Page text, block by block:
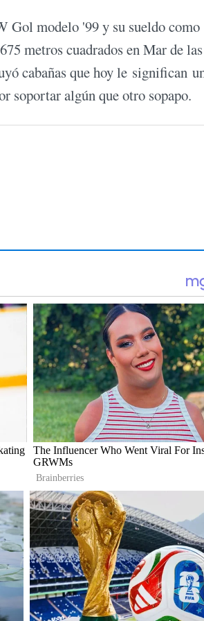
Gol modelo '99 y su sueldo como
metros cuadrados en Mar de las
cabañas que hoy le significan
soportar algún que otro sopapo.